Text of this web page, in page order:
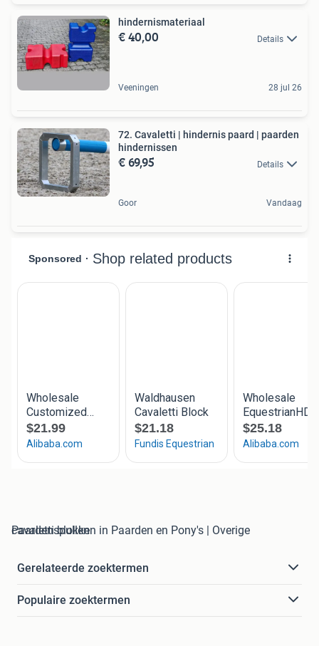
hindernismateriaal
€ 40,00 Details
Veeningen 28 jul 26
72. Cavaletti | hindernis paard | paarden
hindernissen
€ 69,95 Details
Goor Vandaag
cavaletti blokken in Paarden en Pony's | Overige Paardenspullen
Gerelateerde zoektermen
Populaire zoektermen